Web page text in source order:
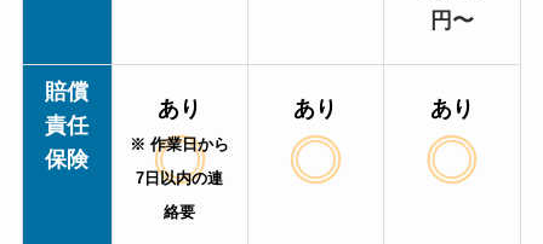
円〜
賠償
責任
保険
あり
※ 作業日から
7日以内の連
絡要
あり あり